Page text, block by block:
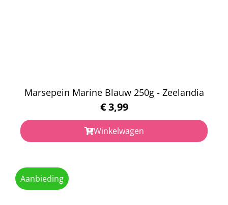
Marsepein Marine Blauw 250g - Zeelandia
€3,99
Winkelwagen
Aanbieding